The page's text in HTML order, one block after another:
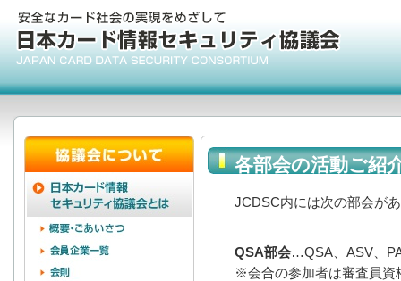
各部会の活動ご紹
JCDSC内には次の部会が
QSA部会…QSA、ASV、
※会合の参加者は審査員資